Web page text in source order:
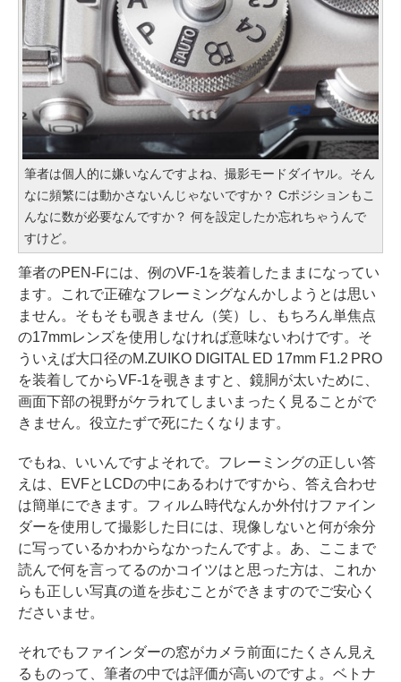
筆者は個人的に嫌いなんですよね、撮影モードダイヤル。そん
なに頻繁には動かさないんじゃないですか？ Cポジションもこ
んなに数が必要なんですか？ 何を設定したか忘れちゃうんで
すけど。
筆者のPEN-Fには、例のVF-1を装着したままになってい
ます。これで正確なフレーミングなんかしようとは思い
ません。そもそも覗きません（笑）し、もちろん単焦点
の17mmレンズを使用しなければ意味ないわけです。そ
ういえば大口径のM.ZUIKO DIGITAL ED 17mm F1.2 PRO
を装着してからVF-1を覗きますと、鏡胴が太いために、
画面下部の視野がケラれてしまいまったく見ることがで
きません。役立たずで死にたくなります。
でもね、いいんですよそれで。フレーミングの正しい答
えは、EVFとLCDの中にあるわけですから、答え合わせ
は簡単にできます。フィルム時代なんか外付けファイン
ダーを使用して撮影した日には、現像しないと何が余分
に写っているかわからなかったんですよ。あ、ここまで
読んで何を言ってるのかコイツはと思った方は、これか
らも正しい写真の道を歩むことができますのでご安心く
ださいませ。
それでもファインダーの窓がカメラ前面にたくさん見え
るものって、筆者の中では評価が高いのですよ。ベトナ